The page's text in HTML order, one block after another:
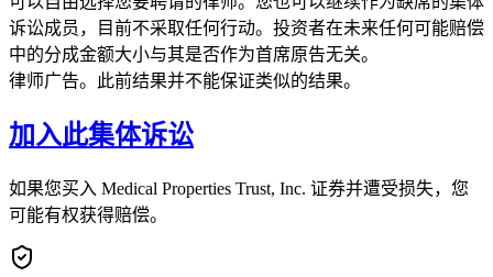
诉讼成员，目前不采取任何行动。投资者在未来任何可能赔偿
中的分成金额大小与其是否作为首席原告无关。
律师广告。此前结果并不能保证类似的结果。
加入此集体诉讼
如果您买入 Medical Properties Trust, Inc. 证券并遭受损失，您
可能有权获得赔偿。